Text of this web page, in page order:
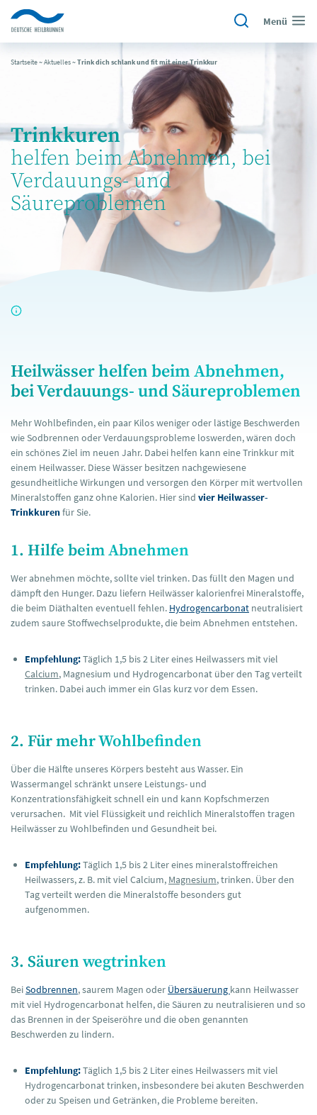
Menü
Startseite~Aktuelles~Trink dich schlank und fit mit einer Trinkkur
Trinkkuren
helfen beim Abnehmen, bei
Verdauungs- und
Säureproblemen
Heilwässer helfen beim Abnehmen,
bei Verdauungs- und Säureproblemen
Mehr Wohlbefinden, ein paar Kilos weniger oder lästige Beschwerden
wie Sodbrennen oder Verdauungsprobleme loswerden, wären doch
ein schönes Ziel im neuen Jahr. Dabei helfen kann eine Trinkkur mit
einem Heilwasser. Diese Wässer besitzen nachgewiesene
gesundheitliche Wirkungen und versorgen den Körper mit wertvollen
Mineralstoffen ganz ohne Kalorien. Hier sind vier Heilwasser-
Trinkkurenfür Sie.
1. Hilfe beim Abnehmen
Wer abnehmen möchte, sollte viel trinken. Das füllt den Magen und
dämpft den Hunger. Dazu liefern Heilwässer kalorienfrei Mineralstoffe,
die beim Diäthalten eventuell fehlen. Hydrogencarbonat neutralisiert
zudem saure Stoffwechselprodukte, die beim Abnehmen entstehen.
Empfehlung:Täglich 1,5 bis 2 Liter eines Heilwassers mit viel
Calcium, Magnesium und Hydrogencarbonat über den Tag verteilt
trinken. Dabei auch immer ein Glas kurz vor dem Essen.
2. Für mehr Wohlbefinden
Über die Hälfte unseres Körpers besteht aus Wasser. Ein
Wassermangel schränkt unsere Leistungs- und
Konzentrationsfähigkeit schnell ein und kann Kopfschmerzen
verursachen. Mit viel Flüssigkeit und reichlich Mineralstoffen tragen
Heilwässer zu Wohlbefinden und Gesundheit bei.
Empfehlung:Täglich 1,5 bis 2 Liter eines mineralstoffreichen
Heilwassers, z. B. mit viel Calcium, Magnesium, trinken. Über den
Tag verteilt werden die Mineralstoffe besonders gut
aufgenommen.
3. Säuren wegtrinken
BeiSodbrennen, saurem Magen oder Übersäuerung kann Heilwasser
mit viel Hydrogencarbonat helfen, die Säuren zu neutralisieren und so
das Brennen in der Speiseröhre und die oben genannten
Beschwerden zu lindern.
Empfehlung:Täglich 1,5 bis 2 Liter eines Heilwassers mit viel
Hydrogencarbonat trinken, insbesondere bei akuten Beschwerden
oder zu Speisen und Getränken, die Probleme bereiten.